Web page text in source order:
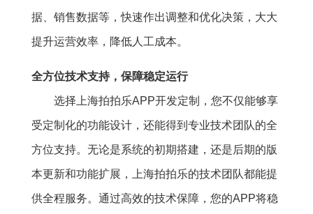
据、销售数据等，快速作出调整和优化决策，大大
提升运营效率，降低人工成本。
全方位技术支持，保障稳定运行
选择上海拍拍乐APP开发定制，您不仅能够享
受定制化的功能设计，还能得到专业技术团队的全
方位支持。无论是系统的初期搭建，还是后期的版
本更新和功能扩展，上海拍拍乐的技术团队都能提
供全程服务。通过高效的技术保障，您的APP将稳